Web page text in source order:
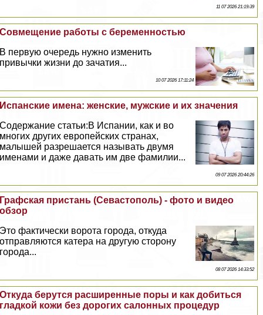
11 07 2026 21:19:39
Совмещение работы с беременностью
В первую очередь нужно изменить
привычки жизни до зачатия...
10 07 2026 17:11:24
Испанские имена: женские, мужские и их значения
Содержание статьи:В Испании, как и во
многих других европейских странах,
малышей разрешается называть двумя
именами и даже давать им две фамилии...
09 07 2026 20:44:26
Графская пристань (Севастополь) - фото и видео
обзор
Это фактически ворота города, откуда
отправляются катера на другую сторону
города...
08 07 2026 14:33:52
Откуда берутся расширенные поры и как добиться
гладкой кожи без дорогих салонных процедур